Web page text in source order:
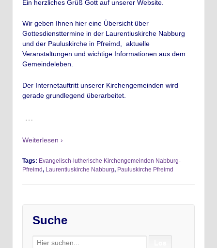
Ein herzliches Grüß Gott auf unserer Website.
Wir geben Ihnen hier eine Übersicht über
Gottesdiensttermine in der Laurentiuskirche Nabburg
und der Pauluskirche in Pfreimd, aktuelle
Veranstaltungen und wichtige Informationen aus dem
Gemeindeleben.
Der Internetauftritt unserer Kirchengemeinden wird
gerade grundlegend überarbeitet.
…
Weiterlesen ›
Tags: Evangelisch-lutherische Kirchengemeinden Nabburg-
Pfreimd, Laurentiuskirche Nabburg, Pauluskirche Pfreimd
Suche
Search